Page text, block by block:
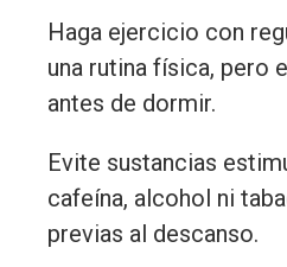
Haga ejercicio con
una rutina física, pero
antes de dormir.
Evite sustancias
cafeína, alcohol ni
previas al descanso.